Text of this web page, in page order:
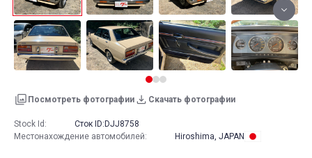
Посмотреть фотографии Скачать фотографии
Stock Id: Сток ID: DJJ8758
Местонахождение автомобилей: Hiroshima, JAPAN